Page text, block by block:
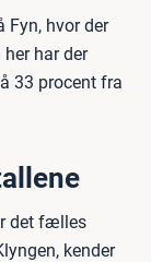
Fyn, hvor der
har der
33 procent fra
det fælles
kender